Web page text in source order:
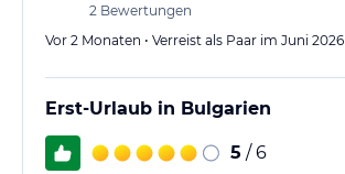
2 Bewertungen
Vor 2 Monaten • Verreist als Paar im Juni 2026
Erst-Urlaub in Bulgarien
5 / 6